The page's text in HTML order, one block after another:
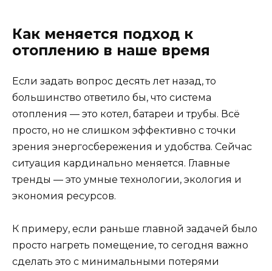
Как меняется подход к
отоплению в наше время
Если задать вопрос десять лет назад, то
большинство ответило бы, что система
отопления — это котел, батареи и трубы. Всё
просто, но не слишком эффективно с точки
зрения энергосбережения и удобства. Сейчас
ситуация кардинально меняется. Главные
тренды — это умные технологии, экология и
экономия ресурсов.
К примеру, если раньше главной задачей было
просто нагреть помещение, то сегодня важно
сделать это с минимальными потерями